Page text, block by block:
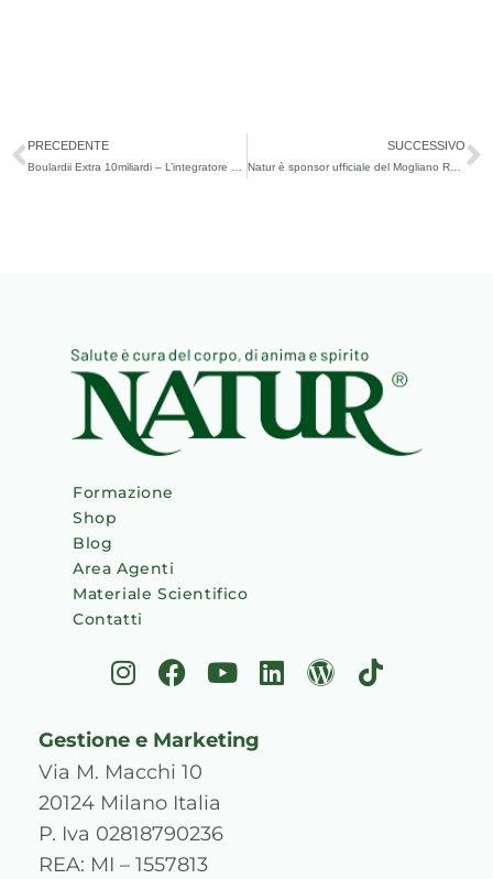
Precedente
PRECEDENTE SUCCESSIVO
Natur è sponsor ufficiale del Mogliano Rugby 1969
Formazione
Shop
Blog
Area Agenti
Materiale Scientifico
Contatti
I
n
t
a
g
r
a
F
a
e
b
o
o
k
Y
o
t
e
L
i
W
o
T
i
Gestione e Marketing
Via M. Macchi 10
20124 Milano Italia
P. Iva 02818790236
REA: MI – 1557813